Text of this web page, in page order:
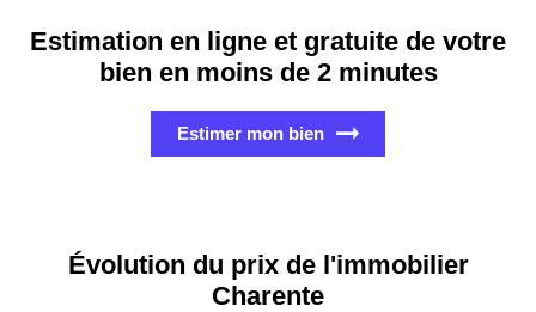
Estimation en ligne et gratuite de votre
bien en moins de 2 minutes
Estimer mon bien
Évolution du prix de l'immobilier
Charente